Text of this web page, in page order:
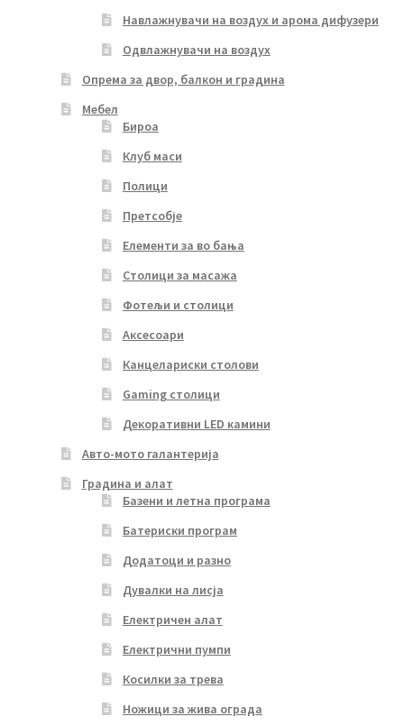
Навлажнувачи на воздух и арома дифузери
Одвлажнувачи на воздух
Опрема за двор, балкон и градина
Мебел
Бироа
Клуб маси
Полици
Претсобје
Елементи за во бања
Столици за масажа
Фотељи и столици
Аксесоари
Канцелариски столови
Gaming столици
Декоративни LED камини
Авто-мото галантерија
Градина и алат
Базени и летна програма
Батериски програм
Додатоци и разно
Дувалки на лисја
Електричен алат
Електрични пумпи
Косилки за трева
Ножици за жива ограда